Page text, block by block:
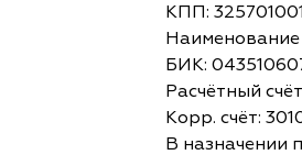
КПП: 325701001
БИК:
Расчётный
Корр. счёт:
В назначении